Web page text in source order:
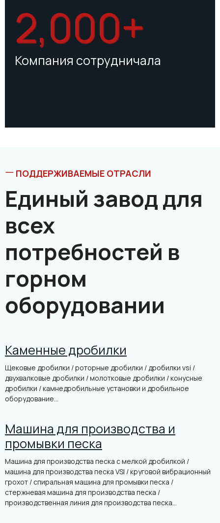
2,000+
Компания сотрудничала
ПОДДЕРЖИВАЕМЫЕ ОТРАСЛИ
Единый завод для
всех
потребностей в
горном
оборудовании
Каменные дробилки
Щековые дробилки / роторные дробилки / дробилки vsi /
двухвалковые дробилки / молотковые дробилки / конусные
дробилки / камнедробильные установки и дробильное
оборудование...
Машина для производства и
промывки песка
Машина для производства песка с мелкой дробилкой /
машина для производства песка VSI / круговой вибрационный
грохот / спиральная машина для промывки песка /
стержневая машина для производства песка /
производственная линия для производства песка...